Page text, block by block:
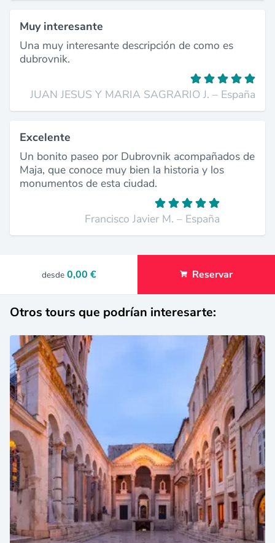
Muy interesante
Una muy interesante descripción de como es
dubrovnik.
JUAN JESUS Y MARIA SAGRARIO J. – España
Excelente
Un bonito paseo por Dubrovnik acompañados de
Maja, que conoce muy bien la historia y los
monumentos de esta ciudad.
Francisco Javier M. – España
desde 0,00 € Reservar
Otros tours que podrían interesarte: